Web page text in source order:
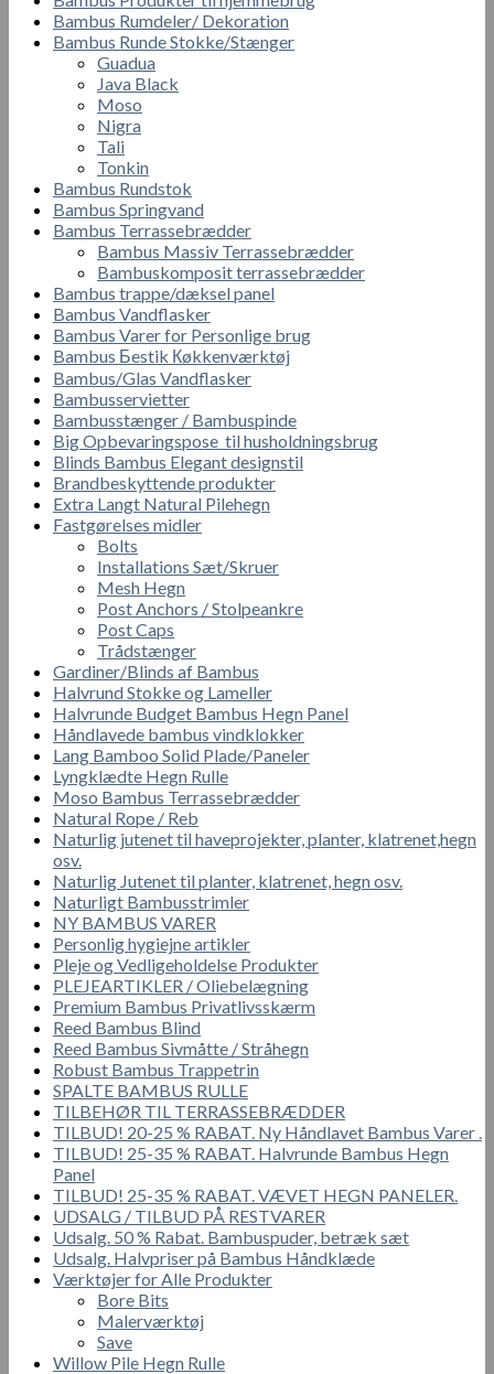
Bambus Rumdeler/ Dekoration
Bambus Runde Stokke/Stænger
Guadua
Java Black
Moso
Nigra
Tali
Tonkin
Bambus Rundstok
Bambus Springvand
Bambus Terrassebrædder
Bambus Massiv Terrassebrædder
Bambuskomposit terrassebrædder
Bambus trappe/dæksel panel
Bambus Vandflasker
Bambus Varer for Personlige brug
Bambus Бestik Кøkkenværktøj
Bambus/Glas Vandflasker
Bambusservietter
Bambusstænger / Bambuspinde
Big Opbevaringspose til husholdningsbrug
Blinds Bambus Elegant designstil
Brandbeskyttende produkter
Extra Langt Natural Pilehegn
Fastgørelses midler
Bolts
Installations Sæt/Skruer
Mesh Hegn
Post Anchors / Stolpeankre
Post Caps
Trådstænger
Gardiner/Blinds af Bambus
Halvrund Stokke og Lameller
Halvrunde Budget Bambus Hegn Panel
Håndlavede bambus vindklokker
Lang Bamboo Solid Plade/Paneler
Lyngklædte Hegn Rulle
Moso Bambus Terrassebrædder
Natural Rope / Reb
Naturlig jutenet til haveprojekter, planter, klatrenet,hegn
osv.
Naturlig Jutenet til planter, klatrenet, hegn osv.
Naturligt Bambusstrimler
NY BAMBUS VARER
Personlig hygiejne artikler
Pleje og Vedligeholdelse Produkter
PLEJEARTIKLER / Oliebelægning
Premium Bambus Privatlivsskærm
Reed Bambus Blind
Reed Bambus Sivmåtte / Stråhegn
Robust Bambus Trappetrin
SPALTE BAMBUS RULLE
TILBEHØR TIL TERRASSEBRÆDDER
TILBUD! 20-25 % RABAT. Ny Håndlavet Bambus Varer .
TILBUD! 25-35 % RABAT. Halvrunde Bambus Hegn
Panel
TILBUD! 25-35 % RABAT. VÆVET HEGN PANELER.
UDSALG / TILBUD PÅ RESTVARER
Udsalg. 50 % Rabat. Bambuspuder, betræk sæt
Udsalg. Halvpriser på Bambus Håndklæde
Værktøjer for Alle Produkter
Bore Bits
Malerværktøj
Save
Willow Pile Hegn Rulle